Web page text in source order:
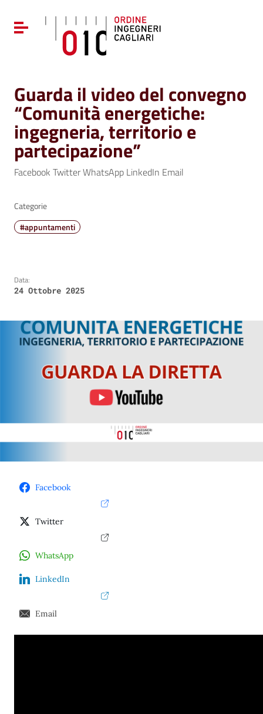
Vai al menu di navigazione
Vai al footer
Attiva / disattiva la navigazione
Guarda il video del convegno
“Comunità energetiche:
ingegneria, territorio e
partecipazione”
Facebook Twitter WhatsApp LinkedIn Email
Categorie
#appuntamenti
Data:
24 Ottobre 2025
Facebook
Twitter
WhatsApp
LinkedIn
Email